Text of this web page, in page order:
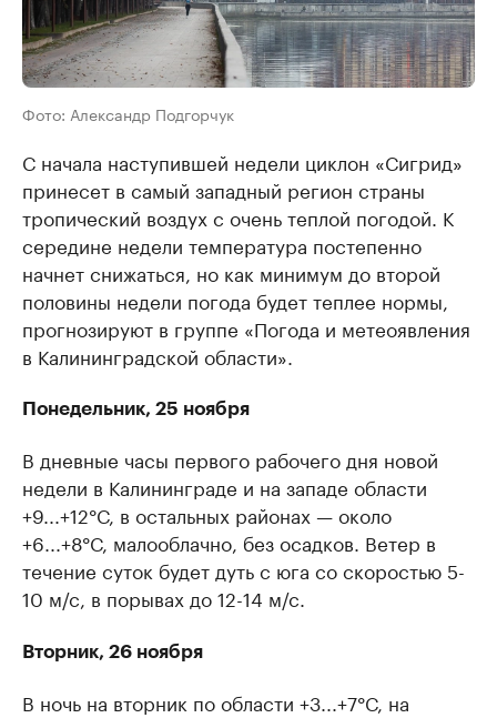
Фото: Александр Подгорчук
С начала наступившей недели циклон «Сигрид»
принесет в самый западный регион страны
тропический воздух с очень теплой погодой. К
середине недели температура постепенно
начнет снижаться, но как минимум до второй
половины недели погода будет теплее нормы,
прогнозируют в группе «Погода и метеоявления
в Калининградской области».
Понедельник, 25 ноября
В дневные часы первого рабочего дня новой
недели в Калининграде и на западе области
+9...+12°С, в остальных районах — около
+6...+8°С, малооблачно, без осадков. Ветер в
течение суток будет дуть с юга со скоростью 5-
10 м/с, в порывах до 12-14 м/с.
Вторник, 26 ноября
В ночь на вторник по области +3...+7°С, на